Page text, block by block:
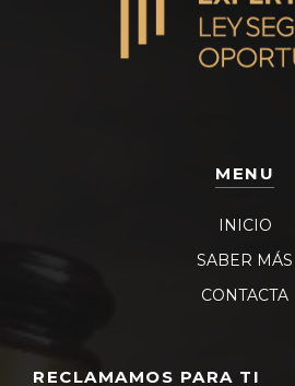
MENU
INICIO
SABER MÁS
CONTACTA
RECLAMAMOS PARA TI